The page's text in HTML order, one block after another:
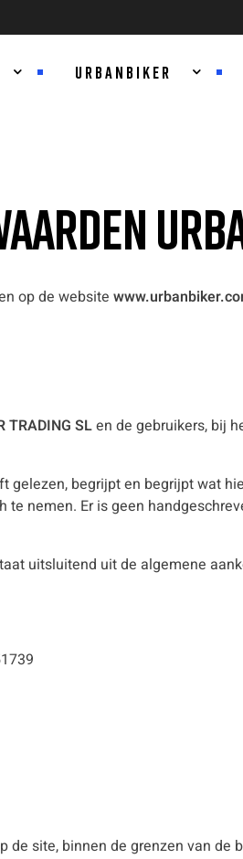
URBANBIKER
op de website
TRADING SLen de gebruikers, bij
begrijpt en begrijpt wat
nemen. Er is geen
uitsluitend uit de algemene
site, binnen de grenzen van de